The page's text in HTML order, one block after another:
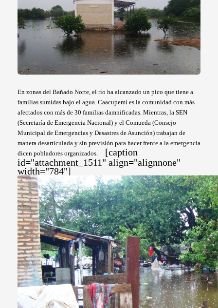
En zonas del Bañado Norte, el río ha alcanzado un pico que tiene a
familias sumidas bajo el agua. Caacupemi es la comunidad con más
afectados con más de 30 familias damnificadas. Mientras, la SEN
(Secretaría de Emergencia Nacional) y el Comueda (Consejo
Municipal de Emergencias y Desastres de Asunción) trabajan de
manera desarticulada y sin previsión para hacer frente a la emergencia
dicen pobladores organizados.
[caption
id="attachment_1511" align="alignnone"
width="784"]